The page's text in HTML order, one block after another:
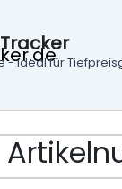
- ideal für